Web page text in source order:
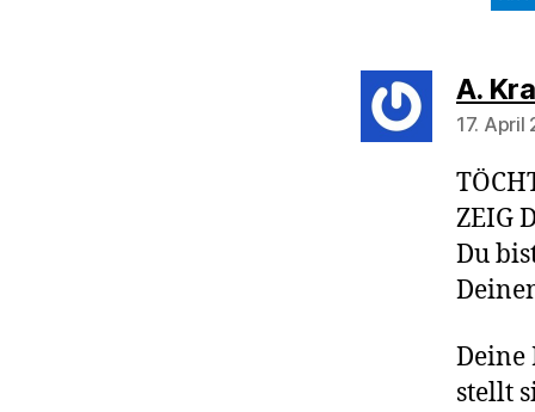
A.
17. April
ZEIG
Du
Deine
stellt